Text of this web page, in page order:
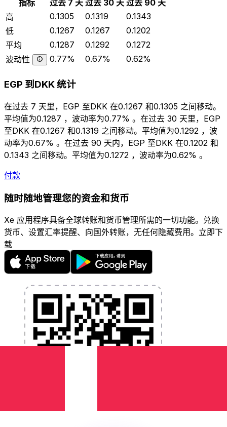
指标 过去 7 天 过去 30 天 过去 90 天
高
0.1305 0.1319
0.1343
低
0.1267 0.1267
0.1202
平均
0.1287 0.1292
0.1272
波动性
0.77% 0.67% 0.62%
EGP 到DKK 统计
在过去 7 天里，EGP 至DKK 在0.1267 和0.1305 之间移动。
平均值为0.1287 ，波动率为0.77% 。在过去 30 天里，EGP
至DKK 在0.1267 和0.1319 之间移动。平均值为0.1292 ，波
动率为0.67% 。在过去 90 天内，EGP 至DKK 在0.1202 和
0.1343 之间移动。平均值为0.1272 ，波动率为0.62% 。
付款
随时随地管理您的资金和货币
Xe 应用程序具备全球转账和货币管理所需的一切功能。兑换
货币、设置汇率提醒、向国外转账，无任何隐藏费用。立即下
载